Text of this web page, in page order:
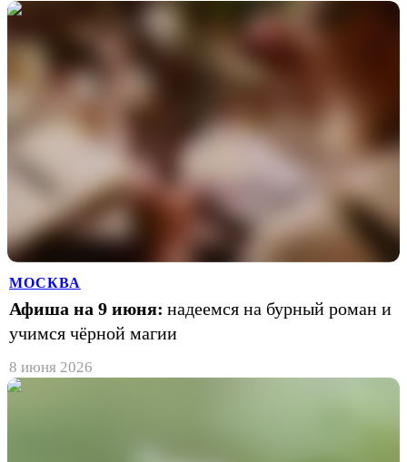
МОСКВА
Афиша на 9 июня: надеемся на бурный роман и
учимся чёрной магии
8 июня 2026